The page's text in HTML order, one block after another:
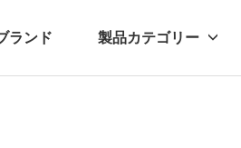
ランド 製品カテゴリー
ース